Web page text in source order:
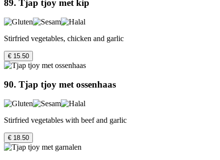
89. Tjap tjoy met kip
Stirfried vegetables, chicken and garlic
€ 15.50
90. Tjap tjoy met ossenhaas
Stirfried vegetables with beef and garlic
€ 18.50